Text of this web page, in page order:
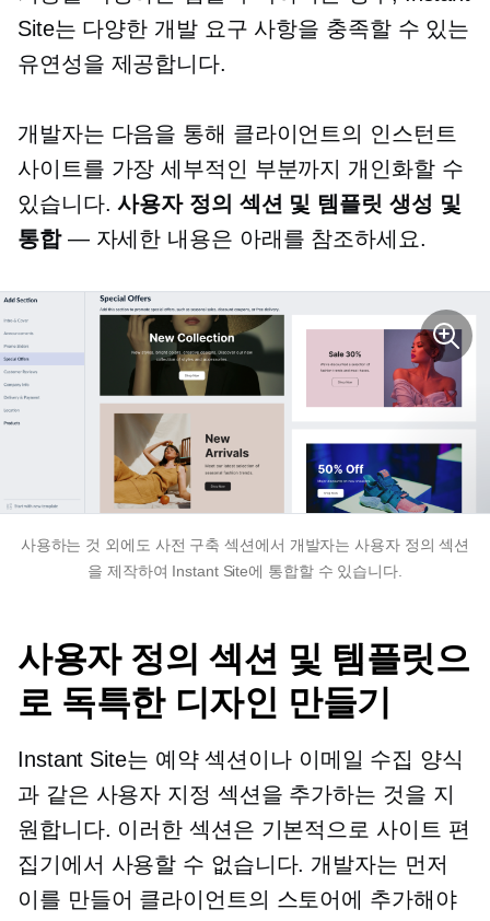
Site는 다양한 개발 요구 사항을 충족할 수 있는
유연성을 제공합니다.
개발자는 다음을 통해 클라이언트의 인스턴트
사이트를 가장 세부적인 부분까지 개인화할 수
있습니다.사용자 정의 섹션 및 템플릿 생성 및
통합— 자세한 내용은 아래를 참조하세요.
사용하는 것 외에도 사전 구축 섹션에서 개발자는 사용자 정의 섹션
을 제작하여 Instant Site에 통합할 수 있습니다.
사용자 정의 섹션 및 템플릿으
로 독특한 디자인 만들기
Instant Site는 예약 섹션이나 이메일 수집 양식
과 같은 사용자 지정 섹션을 추가하는 것을 지
원합니다. 이러한 섹션은 기본적으로 사이트 편
집기에서 사용할 수 없습니다. 개발자는 먼저
이를 만들어 클라이언트의 스토어에 추가해야